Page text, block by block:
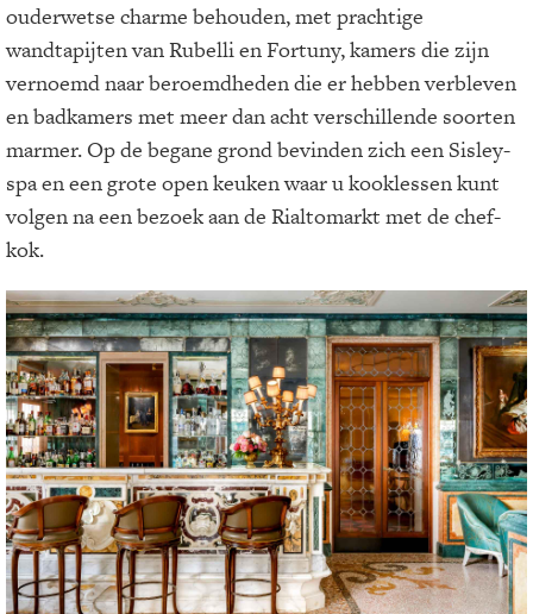
ouderwetse charme behouden, met prachtige
wandtapijten van Rubelli en Fortuny, kamers die zijn
vernoemd naar beroemdheden die er hebben verbleven
en badkamers met meer dan acht verschillende soorten
marmer. Op de begane grond bevinden zich een Sisley-
spa en een grote open keuken waar u kooklessen kunt
volgen na een bezoek aan de Rialtomarkt met de chef-
kok.